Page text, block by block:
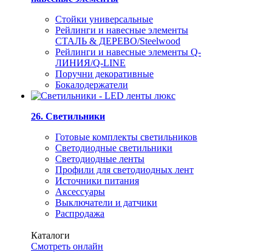
Стойки универсальные
Рейлинги и навесные элементы
СТАЛЬ & ДЕРЕВО/Steelwood
Рейлинги и навесные элементы Q-
ЛИНИЯ/Q-LINE
Поручни декоративные
Бокалодержатели
26. Светильники
Готовые комплекты светильников
Светодиодные светильники
Светодиодные ленты
Профили для светодиодных лент
Источники питания
Аксессуары
Выключатели и датчики
Распродажа
Каталоги
Смотреть онлайн